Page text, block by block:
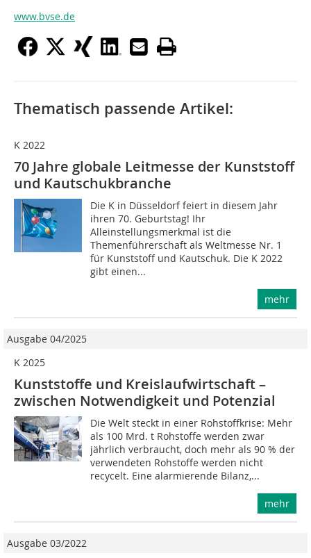
www.bvse.de
Thematisch passende Artikel:
K 2022
70 Jahre globale Leitmesse der Kunststoff
und Kautschukbranche
Die K in Düsseldorf feiert in diesem Jahr
ihren 70. Geburtstag! Ihr
Alleinstellungsmerkmal ist die
Themenführerschaft als Weltmesse Nr. 1
für Kunststoff und Kautschuk. Die K 2022
gibt einen...
mehr
Ausgabe 04/2025
K 2025
Kunststoffe und Kreislaufwirtschaft –
zwischen Notwendigkeit und Potenzial
Die Welt steckt in einer Rohstoffkrise: Mehr
als 100 Mrd. t Rohstoffe werden zwar
jährlich verbraucht, doch mehr als 90 % der
verwendeten Rohstoffe werden nicht
recycelt. Eine alarmierende Bilanz,...
mehr
Ausgabe 03/2022